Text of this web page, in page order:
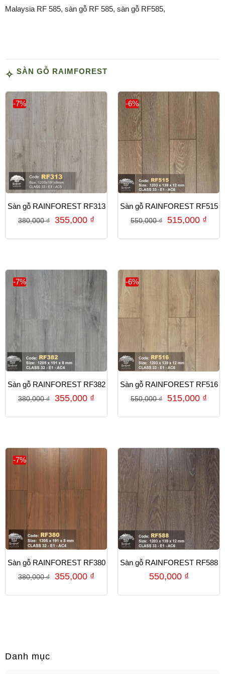
Malaysia RF 585, sàn gỗ RF 585, sàn gỗ RF585,
SÀN GỖ RAIMFOREST
-7%
Sàn gỗ RAINFOREST RF313
380,000₫ 355,000 ₫
-6%
Sàn gỗ RAINFOREST RF515
550,000₫ 515,000 ₫
-7%
Sàn gỗ RAINFOREST RF382
380,000₫ 355,000 ₫
-6%
Sàn gỗ RAINFOREST RF516
550,000₫ 515,000 ₫
-7%
Sàn gỗ RAINFOREST RF380
380,000₫ 355,000 ₫
Sàn gỗ RAINFOREST RF588
550,000 ₫
Danh mục